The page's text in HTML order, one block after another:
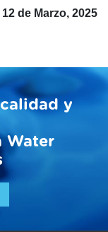
12 de Marzo, 2025
y
Water